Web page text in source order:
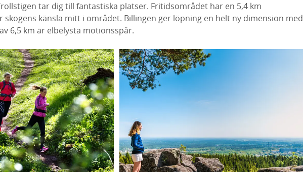
tar dig till fantastiska platser. Fritidsområdet har en 5,4 km
skogens känsla mitt i området. Billingen ger löpning en helt ny dimension med
6,5 km är elbelysta motionsspår.